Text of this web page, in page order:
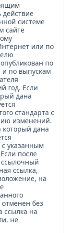
действие
системе
сайте
или по
по
и по выпускам
год. Если
дана
стандарта с
изменений.
который дана
с указанным
после
ссылочный
ссылка,
на
без
ссылка на
не